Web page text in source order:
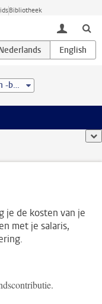
Bibliotheek
toggle
FGGA Faculteitsbestuur en -bureau
je de kosten van je
met je salaris,